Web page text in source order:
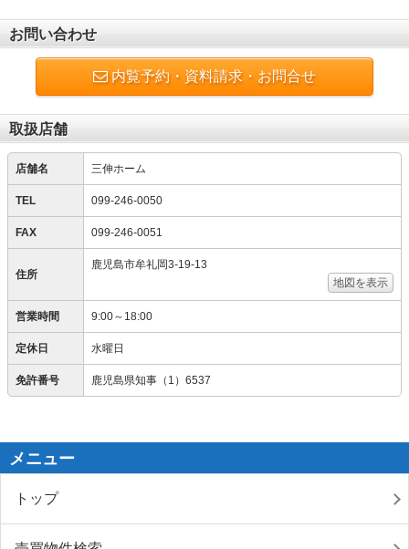
お問い合わせ
内覧予約・資料請求・お問合せ
取扱店舗
店舗名 三伸ホーム
TEL 099-246-0050
FAX 099-246-0051
住所
鹿児島市牟礼岡3-19-13
地図を表示
営業時間 9:00～18:00
定休日 水曜日
免許番号 鹿児島県知事（1）6537
メニュー
トップ